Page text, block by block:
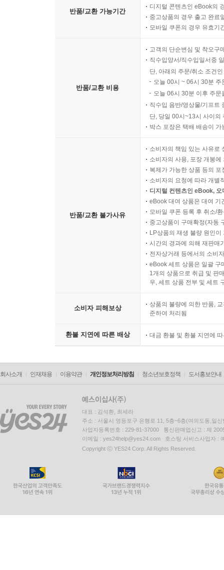
반품/교환 가능기간
디지털 콘텐츠인 eBook의
중고상품의 경우 출고 완료
모바일 쿠폰의 경우 유효기
반품/교환 비용
고객의 단순변심 및 착오구
직수입양서/직수입일서중
단, 아래의 주문/취소 조건
오늘 00시 ~ 06시 30분
오늘 06시 30분 이후 주
직수입 음반/영상물/기프트
단, 당일 00시~13시 사이의
박스 포장은 택배 배송이
반품/교환 불가사유
소비자의 책임 있는 사유로
소비자의 사용, 포장 개봉
복제가 가능한 상품 등의
소비자의 요청에 따라 개별
디지털 컨텐츠인 eBook,
eBook 대여 상품은 대여 기
모바일 쿠폰 등록 후 취소/
중고상품이 구매확정(자동
LP상품의 재생 불량 원인
시간의 경과에 의해 재판매
전자상거래 등에서의 소비
eBook 세트 상품은 일괄 구
1개의 상품으로 취급 및 판
우, 세트 상품 전부 및 세트
소비자 피해보상
상품의 불량에 의한 반품,
준하여 처리됨
환불 지연에 따른 배상 대금 환불 및 환불 지연에
회사소개 인재채용 이용약관 개인정보처리방침 청소년보호정책 도서홍보안내
대표 : 김석환, 최세라
주소 : 서울시 영등포구 은행로 11, 5층~6층(여의도동,일신
사업자등록번호 : 229-81-37000 통신판매업신고 : 제
이메일 : yes24help@yes24.com 호스팅 서비스사업자 :
Copyright ⓒ YES24 Corp. All Rights Reserved.